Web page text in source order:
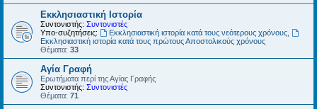
Εκκλησιαστική Ιστορία
Συντονιστής: Συντονιστές
Υπο-συζητήσεις:
Εκκλησιαστική ιστορία κατά τους νεότερους χρόνους,
Εκκλησιαστική ιστορία κατά τους πρώτους Αποστολικούς χρόνους
Θέματα: 33
Αγία Γραφή
Ερωτήματα περί της Αγίας Γραφής
Συντονιστής: Συντονιστές
Θέματα: 71